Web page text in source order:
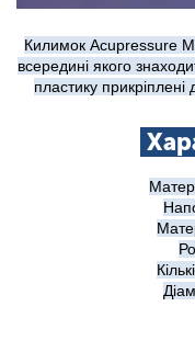
Килимок Acupressure
всередині якого
пластику